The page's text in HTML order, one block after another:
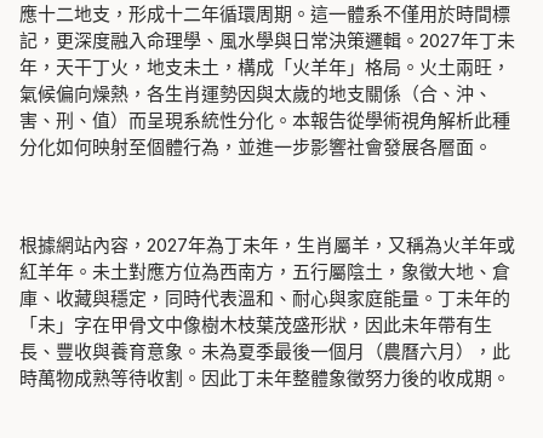
應十二地支，形成十二年循環周期。這一體系不僅用於時間標
記，更深度融入命理學、風水學與日常決策邏輯。2027年丁未
年，天干丁火，地支未土，構成「火羊年」格局。火土兩旺，
氣候偏向燥熱，各生肖運勢因與太歲的地支關係（合、沖、
害、刑、值）而呈現系統性分化。本報告從學術視角解析此種
分化如何映射至個體行為，並進一步影響社會發展各層面。
根據網站內容，2027年為丁未年，生肖屬羊，又稱為火羊年或
紅羊年。未土對應方位為西南方，五行屬陰土，象徵大地、倉
庫、收藏與穩定，同時代表溫和、耐心與家庭能量。丁未年的
「未」字在甲骨文中像樹木枝葉茂盛形狀，因此未年帶有生
長、豐收與養育意象。未為夏季最後一個月（農曆六月），此
時萬物成熟等待收割。因此丁未年整體象徵努力後的收成期。